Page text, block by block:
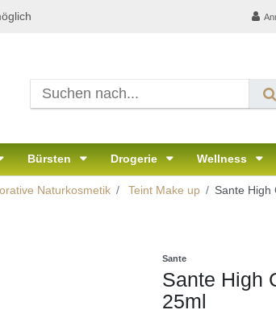
Bürsten Drogerie Wellness
Naturkosmetik Teint Make up Sante High
Sante
Sante High
25ml